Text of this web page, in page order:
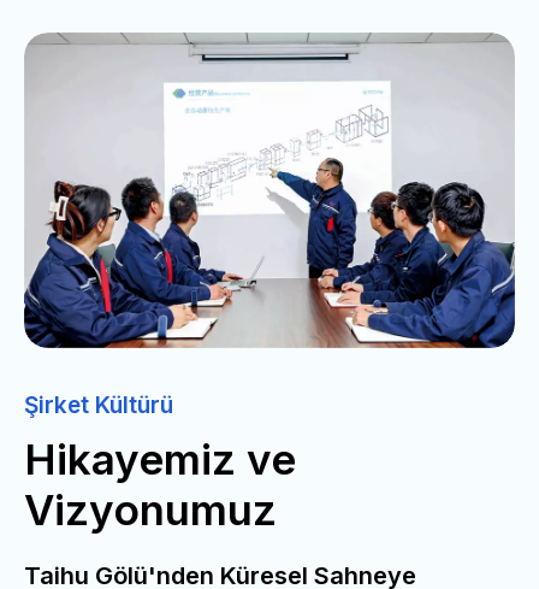
Şirket Kültürü
Hikayemiz ve
Vizyonumuz
Taihu Gölü'nden Küresel Sahneye